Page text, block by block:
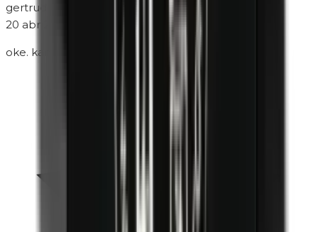
gertrude buis
20 abr 2024
oke. kan ermee slijpen!